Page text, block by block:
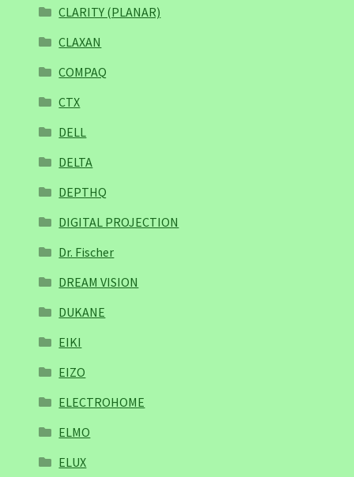
CLARITY (PLANAR)
CLAXAN
COMPAQ
CTX
DELL
DELTA
DEPTHQ
DIGITAL PROJECTION
Dr. Fischer
DREAM VISION
DUKANE
EIKI
EIZO
ELECTROHOME
ELMO
ELUX